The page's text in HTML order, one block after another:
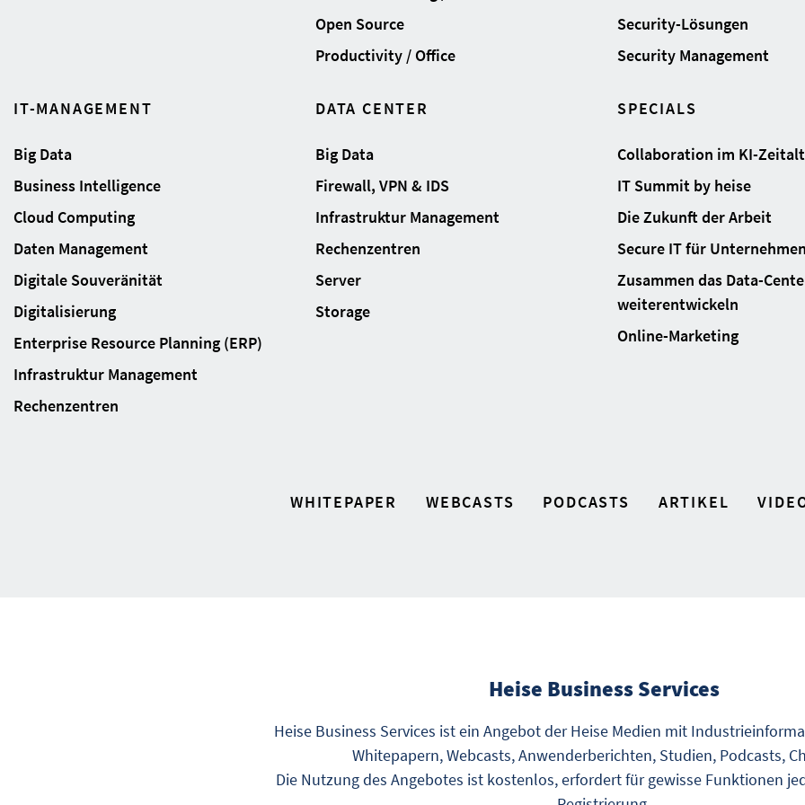
Open Source
Productivity / Office
Security-Lösungen
Security Management
IT-MANAGEMENT
Big Data
Business Intelligence
Cloud Computing
Daten Management
Digitale Souveränität
Digitalisierung
Enterprise Resource Planning (ERP)
Infrastruktur Management
Rechenzentren
DATA CENTER
Big Data
Firewall, VPN & IDS
Infrastruktur Management
Rechenzentren
Server
Storage
SPECIALS
Collaboration im KI-
IT Summit by heise
Die Zukunft der Arbeit
Secure IT für Unternehmen
Zusammen das Data-
weiterentwickeln
Online-Marketing
WHITEPAPER WEBCASTS PODCASTS ARTIKEL
Heise Business Services
Heise Business Services ist ein Angebot der Heise Medien mit
Whitepapern, Webcasts, Anwenderberichten, Studien, Podcasts,
Die Nutzung des Angebotes ist kostenlos, erfordert für gewisse Funktionen